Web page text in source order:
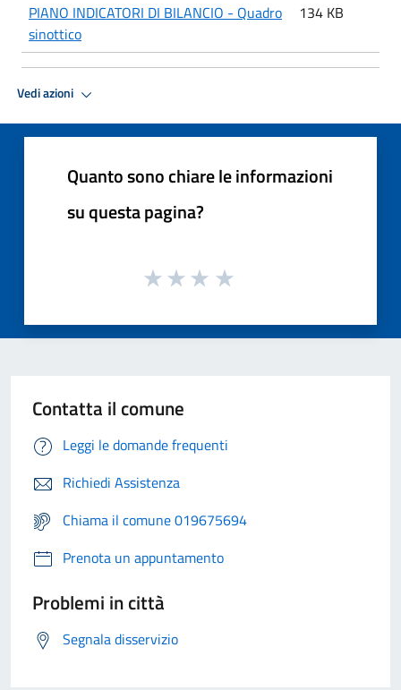
PIANO INDICATORI DI BILANCIO - Quadro
sinottico
134 KB
Vedi azioni
Quanto sono chiare le informazioni
su questa pagina?
Contatta il comune
Leggi le domande frequenti
Richiedi Assistenza
Chiama il comune 019675694
Prenota un appuntamento
Problemi in città
Segnala disservizio